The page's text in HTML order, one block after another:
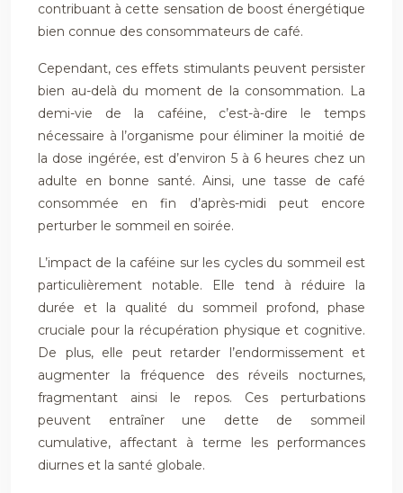
contribuant à cette sensation de boost énergétique
bien connue des consommateurs de café.
Cependant, ces effets stimulants peuvent persister
bien au-delà du moment de la consommation. La
demi-vie de la caféine, c’est-à-dire le temps
nécessaire à l’organisme pour éliminer la moitié de
la dose ingérée, est d’environ 5 à 6 heures chez un
adulte en bonne santé. Ainsi, une tasse de café
consommée en fin d’après-midi peut encore
perturber le sommeil en soirée.
L’impact de la caféine sur les cycles du sommeil est
particulièrement notable. Elle tend à réduire la
durée et la qualité du sommeil profond, phase
cruciale pour la récupération physique et cognitive.
De plus, elle peut retarder l’endormissement et
augmenter la fréquence des réveils nocturnes,
fragmentant ainsi le repos. Ces perturbations
peuvent entraîner une dette de sommeil
cumulative, affectant à terme les performances
diurnes et la santé globale.